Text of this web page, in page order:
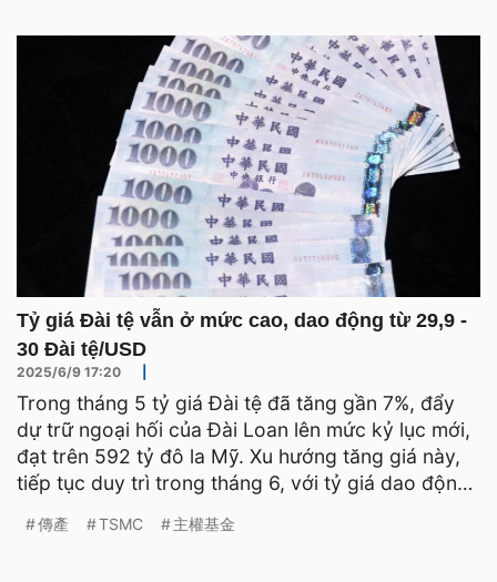
Tỷ giá Đài tệ vẫn ở mức cao, dao động từ 29,9 -
30 Đài tệ/USD
2025/6/9 17:20
Trong tháng 5 tỷ giá Đài tệ đã tăng gần 7%, đẩy
dự trữ ngoại hối của Đài Loan lên mức kỷ lục mới,
đạt trên 592 tỷ đô la Mỹ. Xu hướng tăng giá này,
tiếp tục duy trì trong tháng 6, với tỷ giá dao động
傳產 TSMC 主權基金